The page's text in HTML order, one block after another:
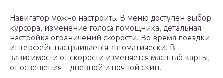
Навигатор можно настроить. В меню доступен выбор
курсора, изменение голоса помощника, детальная
настройка ограничений скорости. Во время поездки
интерфейс настраивается автоматически. В
зависимости от скорости изменяется масштаб карты,
от освещения – дневной и ночной скин.